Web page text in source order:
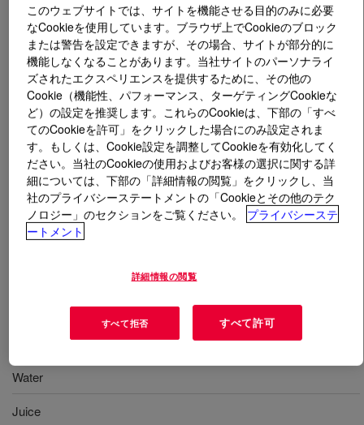
とはUNIVAL™ DMDH-6400 NT 7 High Density
Polyethylene Resin?
A multi-purpose, high denisty polyethylene homopolymer
resin for blow molding applications such as blow molded
Water
Juice
このウェブサイトでは、サイトを機能させる目的のみに必要
なCookieを使用しています。ブラウザ上でCookieのブロック
または警告を設定できますが、その場合、サイトが部分的に
機能しなくなることがあります。当社サイトのパーソナライ
ズされたエクスペリエンスを提供するために、その他の
Cookie（機能性、パフォーマンス、ターゲティングCookieな
ど）の設定を推奨します。これらのCookieは、下部の「すべ
てのCookieを許可」をクリックした場合にのみ設定されま
す。もしくは、Cookie設定を調整してCookieを有効化してく
ださい。当社のCookieの使用およびお客様の選択に関する詳
細については、下部の「詳細情報の閲覧」をクリックし、当
社のプライバシーステートメントの「Cookieとその他のテク
ノロジー」のセクションをご覧ください。
プライバシーステ
ートメント
詳細情報の閲覧
すべて拒否 すべて許可